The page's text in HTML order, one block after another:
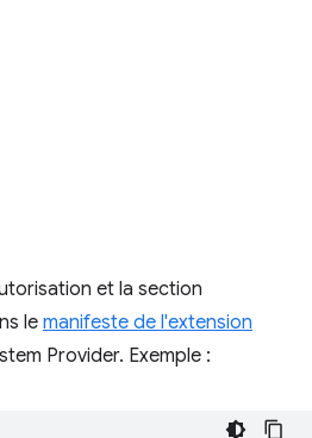
et la section
le manifeste de l'extension
Provider. Exemple :